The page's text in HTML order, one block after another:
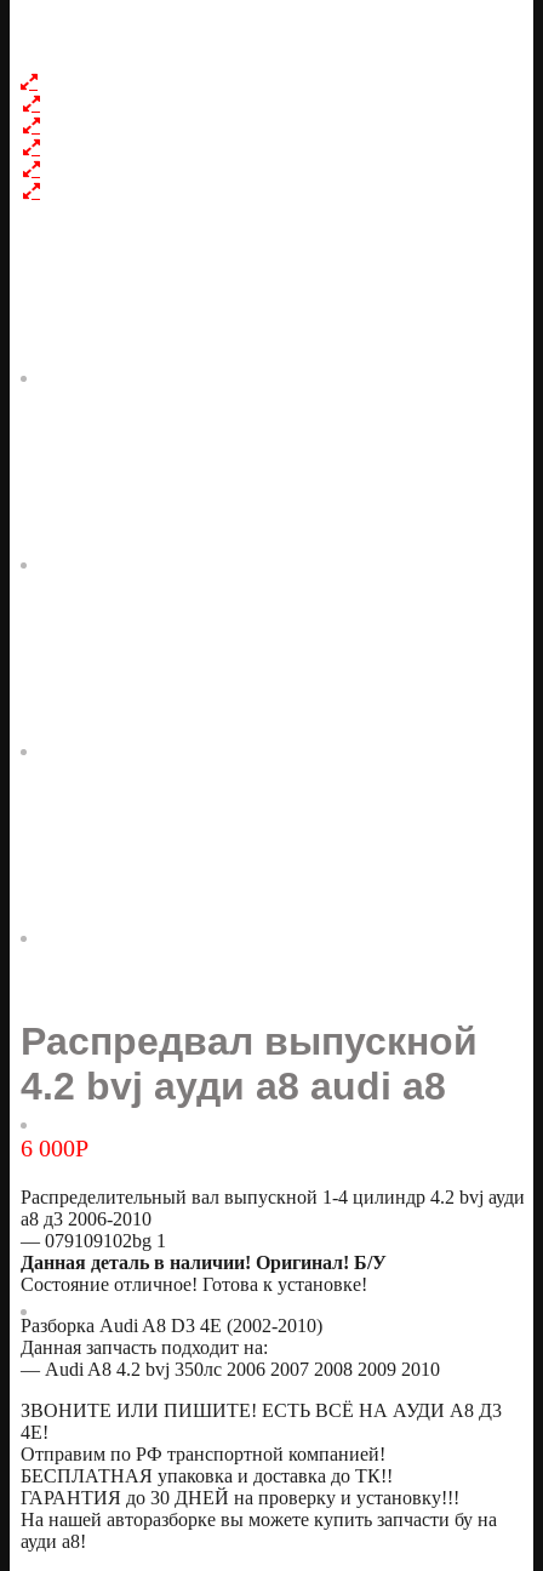
Распредвал выпускной
4.2 bvj ауди а8 audi a8
6 000Р
Распределительный вал выпускной 1-4 цилиндр 4.2 bvj ауди
а8 д3 2006-2010
— 079109102bg 1
Данная деталь в наличии! Оригинал! Б/У
Состояние отличное! Готова к установке!
Разборка Audi A8 D3 4E (2002-2010)
Данная запчасть подходит на:
— Audi A8 4.2 bvj 350лс 2006 2007 2008 2009 2010
ЗВОНИТЕ ИЛИ ПИШИТЕ! ЕСТЬ ВСЁ НА АУДИ А8 Д3
4Е!
Отправим по РФ транспортной компанией!
БЕСПЛАТНАЯ упаковка и доставка до ТК!!
ГАРАНТИЯ до 30 ДНЕЙ на проверку и установку!!!
На нашей авторазборке вы можете купить запчасти бу на
ауди а8!